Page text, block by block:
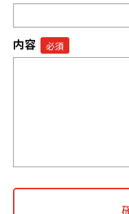
内容